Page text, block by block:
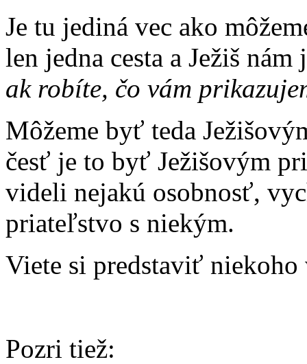
Je tu jediná vec ako
len jedna cesta a Ježiš
ak robíte, čo vám
Môžeme byť teda
česť je to byť Ježišovým
videli nejakú osobnosť,
priateľstvo s niekým.
Viete si predstaviť niekoho
Pozri tiež: